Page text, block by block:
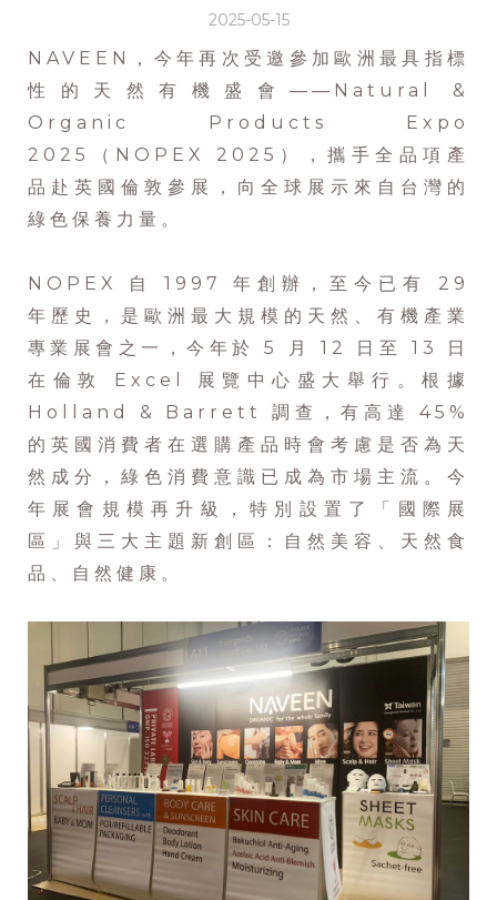
2025-05-15
NAVEEN，今年再次受邀參加歐洲最具指標
性的天然有機盛會——Natural &
Organic Products Expo
2025（NOPEX 2025），攜手全品項產
品赴英國倫敦參展，向全球展示來自台灣的
綠色保養力量。
NOPEX 自 1997 年創辦，至今已有 29
年歷史，是歐洲最大規模的天然、有機產業
專業展會之一，今年於 5 月 12 日至 13 日
在倫敦 Excel 展覽中心盛大舉行。根據
Holland & Barrett 調查，有高達 45%
的英國消費者在選購產品時會考慮是否為天
然成分，綠色消費意識已成為市場主流。今
年展會規模再升級，特別設置了「國際展
區」與三大主題新創區：自然美容、天然食
品、自然健康。